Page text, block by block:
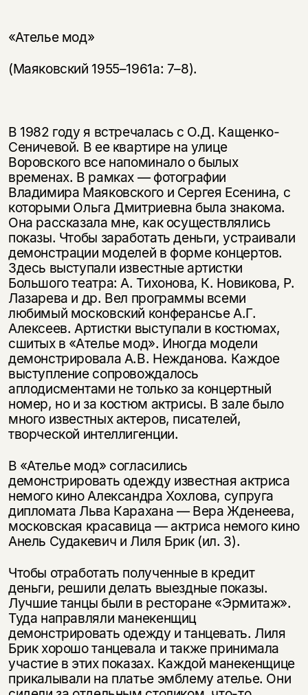
«Ателье мод»
(Маяковский 1955–1961а: 7–8).
В 1982 году я встречалась с О.Д. Кащенко-
Сеничевой. В ее квартире на улице
Воровского все напоминало о былых
временах. В рамках — фотографии
Владимира Маяковского и Сергея Есенина, с
которыми Ольга Дмитриевна была знакома.
Она рассказала мне, как осуществлялись
показы. Чтобы заработать деньги, устраивали
демонстрации моделей в форме концертов.
Здесь выступали известные артистки
Большого театра: А. Тихонова, К. Новикова, Р.
Лазарева и др. Вел программы всеми
любимый московский конферансье А.Г.
Алексеев. Артистки выступали в костюмах,
сшитых в «Ателье мод». Иногда модели
демонстрировала А.В. Нежданова. Каждое
выступление сопровождалось
аплодисментами не только за концертный
номер, но и за костюм актрисы. В зале было
много известных актеров, писателей,
творческой интеллигенции.
В «Ателье мод» согласились
демонстрировать одежду известная актриса
немого кино Александра Хохлова, супруга
дипломата Льва Карахана — Вера Жденеева,
московская красавица — актриса немого кино
Анель Судакевич и Лиля Брик (ил. 3).
Чтобы отработать полученные в кредит
деньги, решили делать выездные показы.
Лучшие танцы были в ресторане «Эрмитаж».
Туда направляли манекенщиц
демонстрировать одежду и танцевать. Лиля
Брик хорошо танцевала и также принимала
участие в этих показах. Каждой манекенщице
прикалывали на платье эмблему ателье. Они